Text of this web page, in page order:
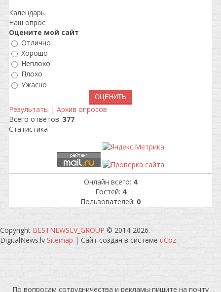
Календарь
Наш опрос
Оцените мой сайт
Отлично
Хорошо
Неплохо
Плохо
Ужасно
Результаты | Архив опросов
Всего ответов: 377
Статистика
Онлайн всего: 4
Гостей: 4
Пользователей: 0
Copyright BESTNEWSLV_GROUP © 2014-2026.
DigitalNews.lv Sitemap | Сайт создан в системе uCoz
По вопросам сотрудничества и рекламы пишите на почту